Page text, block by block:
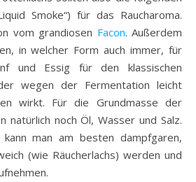
Smoke“) für das Raucharoma.
vom grandiosen Facon. Außerdem
in welcher Form auch immer, für
und Essig für den klassischen
der wegen der Fermentation leicht
wirkt. Für die Grundmasse der
natürlich noch Öl, Wasser und Salz.
man am besten dampfgaren,
(wie Räucherlachs) werden und